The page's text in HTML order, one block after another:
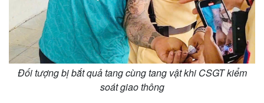
Đối tượng bị bắt quả tang cùng tang vật khi CSGT kiểm
soát giao thông